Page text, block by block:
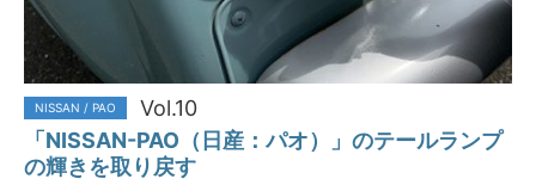
NISSAN / PAO
Vol.10
「NISSAN-PAO（日産：パオ）」のテールランプ
の輝きを取り戻す